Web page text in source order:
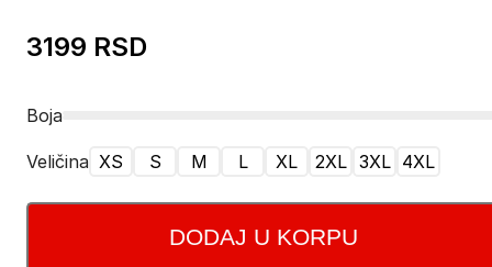
3199 RSD
Boja
Veličina XS S M L XL 2XL 3XL 4XL
DODAJ U KORPU